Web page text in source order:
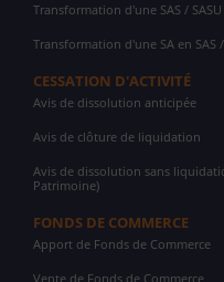
Transformation d'une SAS / SASU
Transformation d'une SA en SAS /
CESSATION D'ACTIVITÉ
Avis de dissolution anticipée
Avis de clôture de liquidation
Avis de dissolution sans
Patrimoine)
FONDS DE COMMERCE
Apport de Fonds de Commerce
Vente de Fonds de Commerce